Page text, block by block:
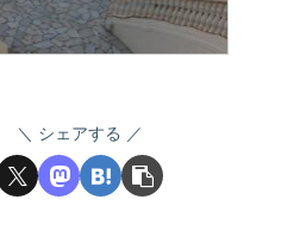
シェアする